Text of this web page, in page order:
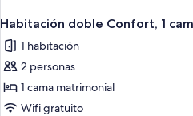
Habitación doble Confort, 1
1 habitación
2 personas
1 cama matrimonial
Wifi gratuito